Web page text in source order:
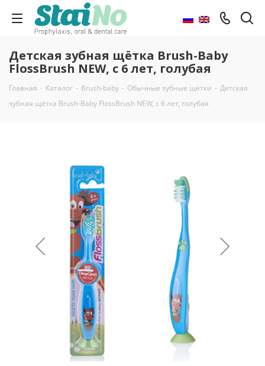
Детская зубная щётка Brush-Baby
FlossBrush NEW, с 6 лет, голубая
Главная - Каталог - Brush-baby - Обычные зубные щётки - Детская
зубная щётка Brush-Baby FlossBrush NEW, с 6 лет, голубая